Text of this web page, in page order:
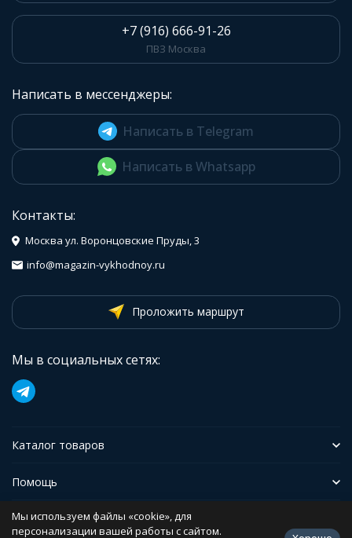
+7 (916) 666-91-26
ПВЗ Москва
Написать в мессенджеры:
Написать в Telegram
Написать в Whatsapp
Контакты:
Москва ул. Воронцовские Пруды, 3
info@magazin-vykhodnoy.ru
Проложить маршрут
Мы в социальных сетях:
Каталог товаров
Помощь
Иформация
Мы используем файлы «cookie», для
персонализации вашей работы с сайтом.